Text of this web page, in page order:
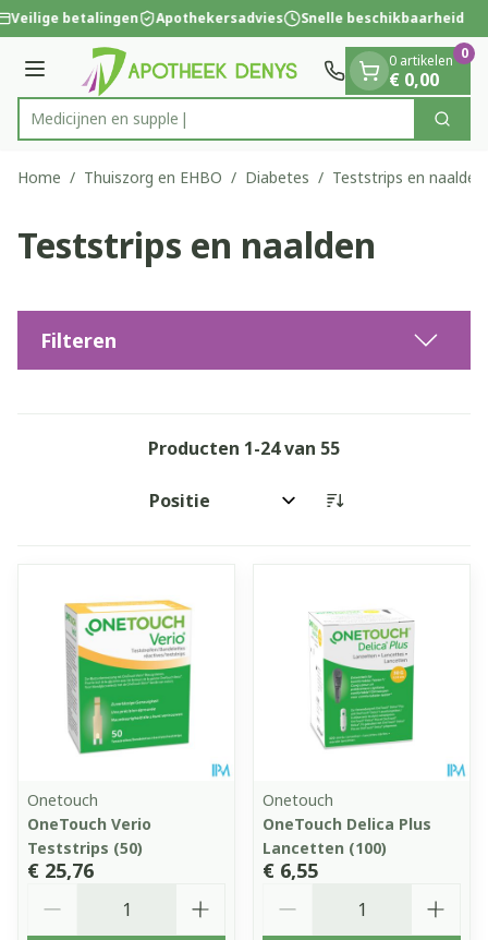
Ga naar de inhoud
1 van 1
Veilige betalingen Apothekersadvies Snelle beschikbaarheid
Menu
Product, merk, categorie... Zoek
0 artikelen
€ 0,00
0
Home / Thuiszorg en EHBO / Diabetes / Teststrips en naalden
Teststrips en naalden
Filteren
Producten 1-24van 55
Sorteer op:
Onetouch
OneTouch Verio
Teststrips (50)
€ 25,76
Onetouch
OneTouch Delica Plus
Lancetten (100)
€ 6,55